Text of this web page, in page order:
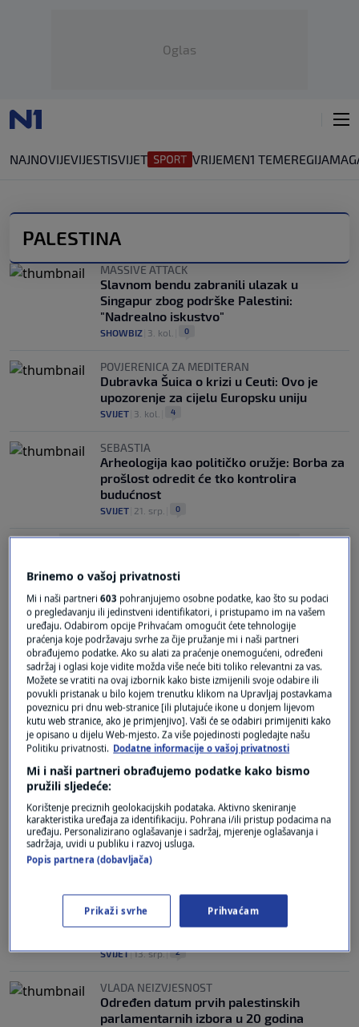
Oglas
NAJNOVIJEVIJESTISVIJET VRIJEMEN1 TEMEREGIJA
PALESTINA
MASSIVE ATTACK
Slavnom bendu zabranili ulazak u
Singapur zbog podrške Palestini:
"Nadrealno iskustvo"
SHOWBIZ 3. kol. 0
POVJERENICA ZA MEDITERAN
Dubravka Šuica o krizi u Ceuti: Ovo je
upozorenje za cijelu Europsku uniju
SVIJET 3. kol. 4
SEBASTIA
Arheologija kao političko oružje: Borba za
prošlost odredit će tko kontrolira
budućnost
SVIJET 21. srp. 0
Oglas
STIGAO NA POZIV ŠUICE
Trumpov zet europskim liderima otkrio
što SAD planira napraviti s Gazom
SVIJET
"META JE BIO HAMAS"
U izraelskom napadu na Gazu poginule
četiri osobe, među njima i dijete (6)
DONATORSKA VEČERA
SVIJET|13. srp.| 2
VLADA NEIZVJESNOST
Određen datum prvih palestinskih
parlamentarnih izbora u 20 godina
Brinemo o vašoj privatnosti
Mi i naši partneri603 pohranjujemo osobne podatke, kao što su podaci
o pregledavanju ili jedinstveni identifikatori, i pristupamo im na vašem
uređaju. Odabirom opcije Prihvaćam omogućit ćete tehnologije
praćenja koje podržavaju svrhe za čije pružanje mi i naši partneri
obrađujemo podatke. Ako su alati za praćenje onemogućeni, određeni
sadržaj i oglasi koje vidite možda više neće biti toliko relevantni za vas.
Možete se vratiti na ovaj izbornik kako biste izmijenili svoje odabire ili
povukli pristanak u bilo kojem trenutku klikom na Upravljaj postavkama
poveznicu pri dnu web-stranice [ili plutajuće ikone u donjem lijevom
kutu web stranice, ako je primjenjivo]. Vaši će se odabiri primijeniti kako
je opisano u dijelu Web-mjesto. Za više pojedinosti pogledajte našu
Politiku privatnosti. Dodatne informacije o vašoj privatnosti
Mi i naši partneri obrađujemo podatke kako bismo
pružili sljedeće:
Korištenje preciznih geolokacijskih podataka. Aktivno skeniranje
karakteristika uređaja za identifikaciju. Pohrana i/ili pristup podacima na
uređaju. Personalizirano oglašavanje i sadržaj, mjerenje oglašavanja i
sadržaja, uvidi u publiku i razvoj usluga.
Popis partnera (dobavljača)
Prikaži svrhe Prihvaćam